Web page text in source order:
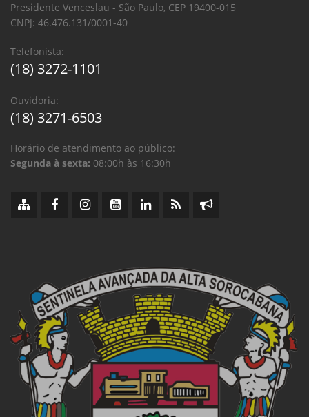
Presidente Venceslau - São Paulo, CEP 19400-015
CNPJ: 46.476.131/0001-40
Telefonista:
(18) 3272-1101
Ouvidoria:
(18) 3271-6503
Horário de atendimento ao público:
Segunda à sexta: 08:00h às 16:30h